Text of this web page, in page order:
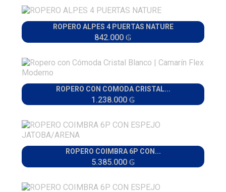
ROPERO ALPES 4 PUERTAS NATURE
842.000 ₲
ROPERO CON COMODA CRISTAL...
1.238.000 ₲
ROPERO COIMBRA 6P CON...
5.385.000 ₲